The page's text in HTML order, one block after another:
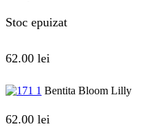
Stoc epuizat
62.00 lei
Bentita Bloom Lilly
62.00 lei